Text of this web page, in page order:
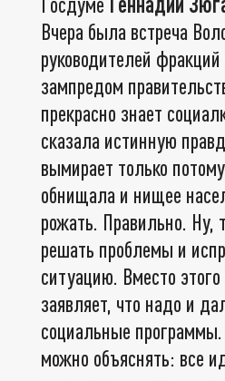
Вчера была встреча
руководителей
зампредом
прекрасно знает
сказала истинную
вымирает только
обнищала и нищее
рожать. Правильно. Ну,
решать проблемы и
ситуацию. Вместо
заявляет, что надо и
социальные программы.
можно объяснять: все